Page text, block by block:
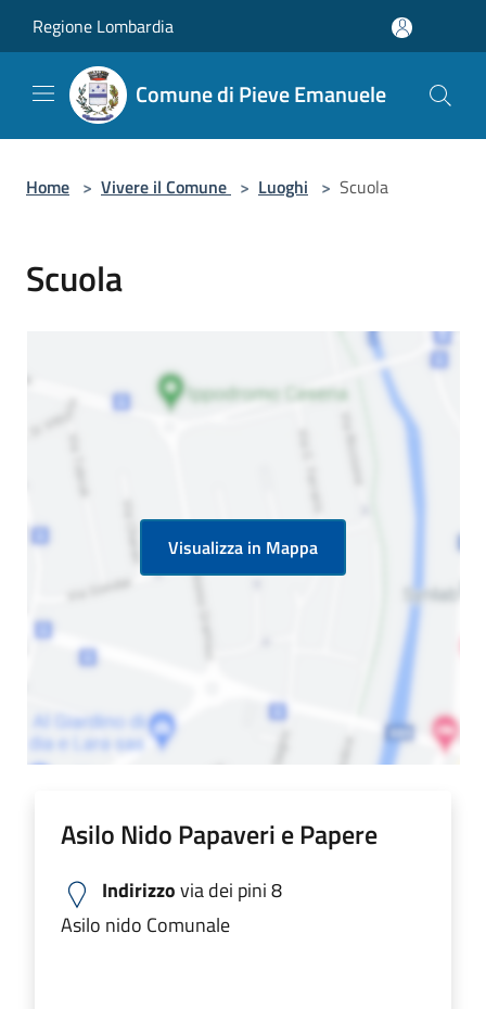
Regione Lombardia
Comune di Pieve Emanuele
Home > Vivere il Comune > Luoghi > Scuola
Scuola
Visualizza in Mappa
Asilo Nido Papaveri e Papere
Indirizzovia dei pini 8
Asilo nido Comunale